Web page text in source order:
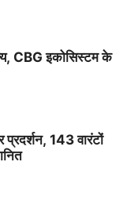
CBG इकोसिस्टम के
प्रदर्शन, 143 वारंटों